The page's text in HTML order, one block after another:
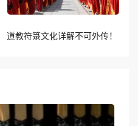
道教符箓文化详解不可外传！